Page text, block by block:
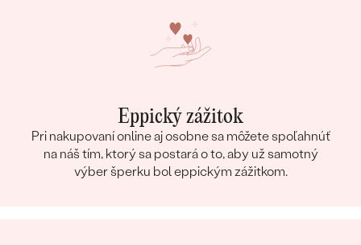
Eppický zážitok
Pri nakupovaní online aj osobne sa môžete spoľahnúť
na náš tím, ktorý sa postará o to, aby už samotný
výber šperku bol eppickým zážitkom.